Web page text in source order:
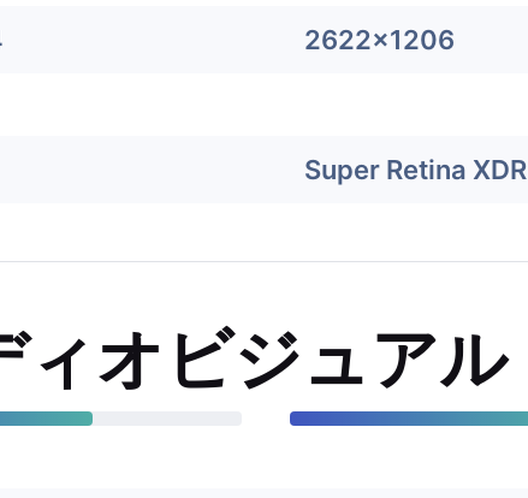
2622x1206
Super Retina XDR
ィオビジュアル